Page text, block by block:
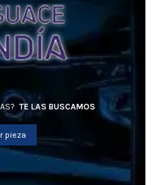
TE LAS BUSCAMOS
pieza